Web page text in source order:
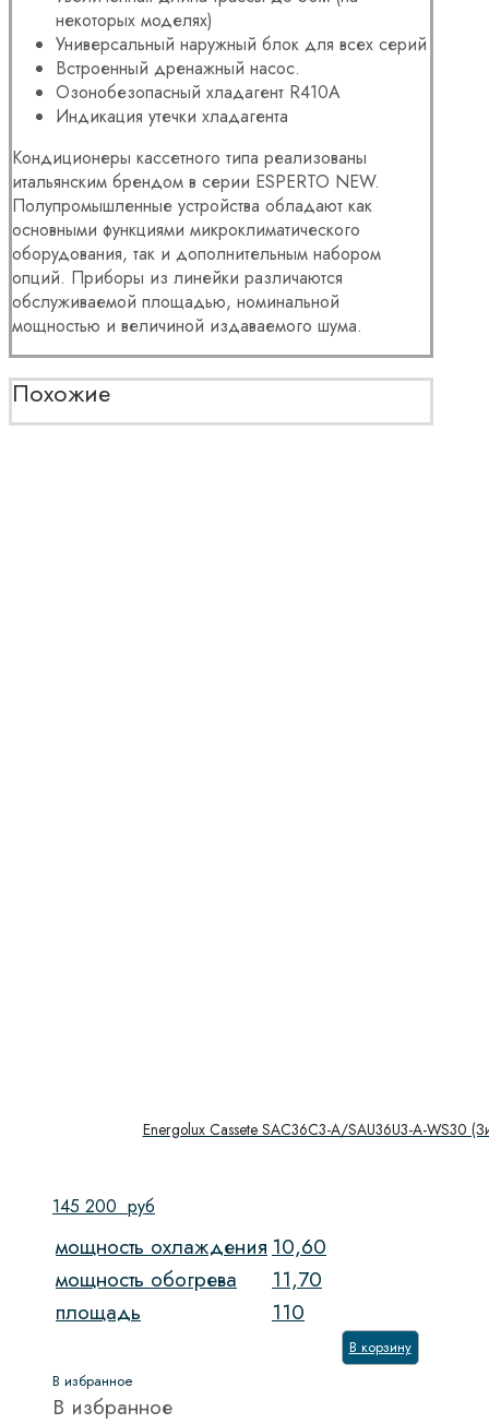
некоторых моделях)
Универсальный наружный блок для всех серий
Встроенный дренажный насос.
Озонобезопасный хладагент R410A
Индикация утечки хладагента
Кондиционеры кассетного типа реализованы
итальянским брендом в серии ESPERTO NEW.
Полупромышленные устройства обладают как
основными функциями микроклиматического
оборудования, так и дополнительным набором
опций. Приборы из линейки различаются
обслуживаемой площадью, номинальной
мощностью и величиной издаваемого шума.
Похожие
Energolux Cassete SAC36C3-A/SAU36U3-A-WS30
145 200 руб
мощность охлаждения10,60
мощность обогрева
11,70
площадь
110
В корзину
В избранное
В избранное